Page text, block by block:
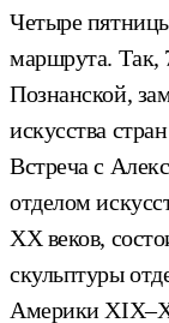
Четыре
маршрута. Так,
Познанской,
искусства
Встреча с
отделом
XX веков,
скульптуры
Америки